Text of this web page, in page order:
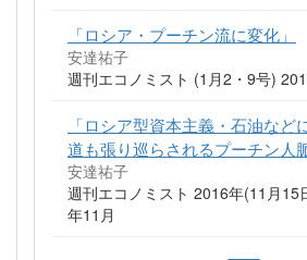
「ロシア・プーチン流に変化」
安達祐子
週刊エコノミスト (1月2・9号)
「ロシア型資本主義・石油など
道も張り巡らされるプーチン人
安達祐子
週刊エコノミスト 2016年(11月15
年11月